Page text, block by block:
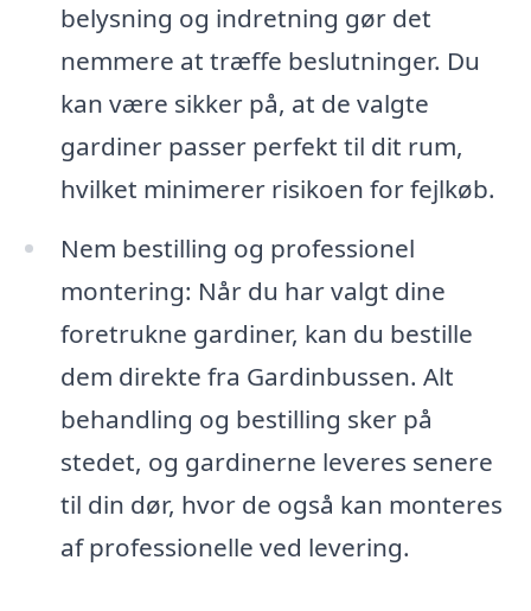
belysning og indretning gør det
nemmere at træffe beslutninger. Du
kan være sikker på, at de valgte
gardiner passer perfekt til dit rum,
hvilket minimerer risikoen for fejlkøb.
Nem bestilling og professionel
montering: Når du har valgt dine
foretrukne gardiner, kan du bestille
dem direkte fra Gardinbussen. Alt
behandling og bestilling sker på
stedet, og gardinerne leveres senere
til din dør, hvor de også kan monteres
af professionelle ved levering.